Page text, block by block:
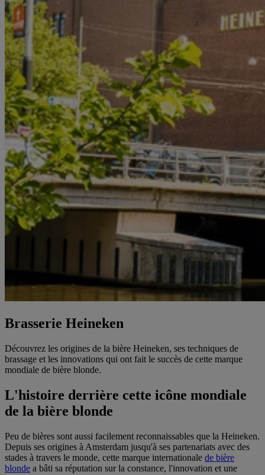
Brasserie Heineken
Découvrez les origines de la bière Heineken, ses techniques de
brassage et les innovations qui ont fait le succès de cette marque
mondiale de bière blonde.
L'histoire derrière cette icône mondiale
de la bière blonde
Peu de bières sont aussi facilement reconnaissables que la Heineken.
Depuis ses origines à Amsterdam jusqu'à ses partenariats avec des
stades à travers le monde, cette marque internationale de bière
blonde a bâti sa réputation sur la constance, l'innovation et une